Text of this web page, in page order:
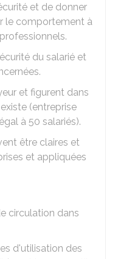
et de donner
le comportement à
du salarié et
et figurent dans
(entreprise
à 50 salariés).
être claires et
et appliquées
circulation dans
d'utilisation des